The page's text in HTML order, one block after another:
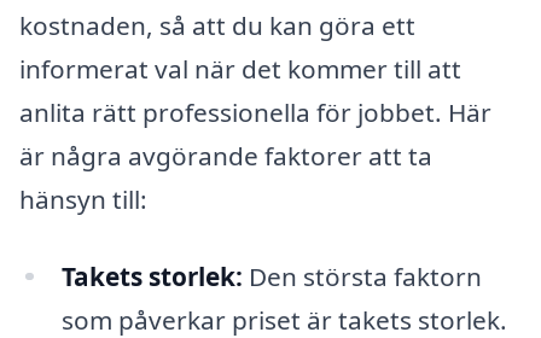
kostnaden, så att du kan göra ett
informerat val när det kommer till att
anlita rätt professionella för jobbet. Här
är några avgörande faktorer att ta
hänsyn till:
Takets storlek: Den största faktorn
som påverkar priset är takets storlek.